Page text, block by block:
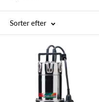
Sorter efter